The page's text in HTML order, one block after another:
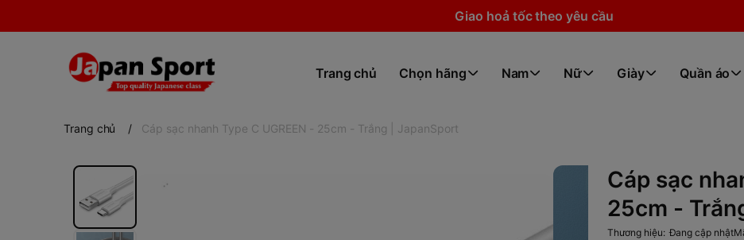
Giao hoả tốc theo yêu cầu
Trang chủ Chọn hãng Nam Nữ Giày Quần áo
Trang chủ / Cáp sạc nhanh Type C UGREEN - 25cm - Trắng | JapanSport
Cáp sạc
25cm -
Thương hiệu: Đang cập nhật